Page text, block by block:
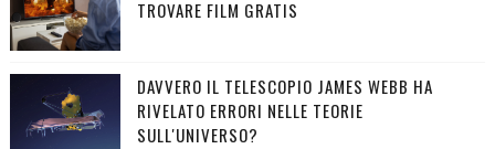
TROVARE FILM GRATIS
DAVVERO IL TELESCOPIO JAMES WEBB HA
RIVELATO ERRORI NELLE TEORIE
SULL'UNIVERSO?